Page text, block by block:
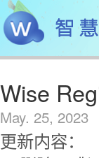
Wise
May. 25, 2023
更新内容：